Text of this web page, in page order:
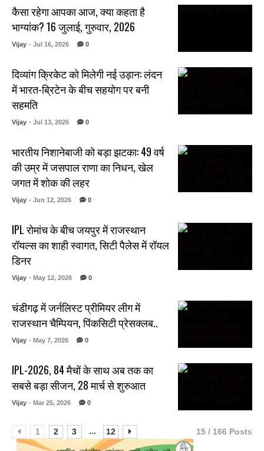
कैसा रहेगा आपका आज, क्या कहता है
भाग्यांक? 16 जुलाई, गुरुवार, 2026
Vijay - Jul 16, 2026 0
दिव्यांग क्रिकेट को मिलेगी नई उड़ान: लंदन
में भारत-ब्रिटेन के बीच सहयोग पर बनी
सहमति
Vijay - Jul 13, 2026 0
भारतीय निशानेबाजी को बड़ा झटका: 49 वर्ष
की उम्र में जसपाल राणा का निधन, खेल
जगत में शोक की लहर
Vijay - Jun 12, 2026 0
IPL रोमांच के बीच जयपुर में राजस्थान
रॉयल्स का शाही स्वागत, सिटी पैलेस में रॉयल
डिनर
Vijay - May 12, 2026 0
चंडीगढ़ में जर्नलिस्ट प्रीमियर लीग में
राजस्थान चैम्पियन, पिंकसिटी प्रेसक्लब..
Vijay - May 7, 2026 0
IPL-2026, 84 मैचों के साथ अब तक का
सबसे बड़ा सीजन, 28 मार्च से शुरुआत
Vijay - Mar 25, 2026 0
1 2 3 ... 12 15 / 166 Posts